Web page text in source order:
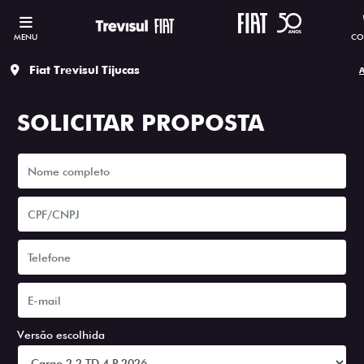
MENU
Fiat Trevisul Tijucas
SOLICITAR PROPOSTA
Versão escolhida